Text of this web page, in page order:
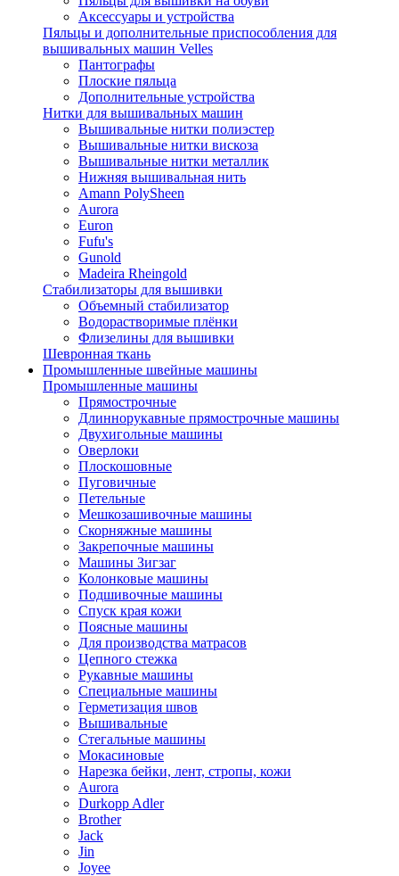
Аксессуары и устройства
Пяльцы и дополнительные приспособления для
вышивальных машин Velles
Пантографы
Плоские пяльца
Дополнительные устройства
Нитки для вышивальных машин
Вышивальные нитки полиэстер
Вышивальные нитки вискоза
Вышивальные нитки металлик
Нижняя вышивальная нить
Amann PolySheen
Aurora
Euron
Fufu's
Gunold
Madeira Rheingold
Стабилизаторы для вышивки
Объемный стабилизатор
Водорастворимые плёнки
Флизелины для вышивки
Шевронная ткань
Промышленные швейные машины
Промышленные машины
Прямострочные
Длиннорукавные прямострочные машины
Двухигольные машины
Оверлоки
Плоскошовные
Пуговичные
Петельные
Мешкозашивочные машины
Скорняжные машины
Закрепочные машины
Машины Зигзаг
Колонковые машины
Подшивочные машины
Спуск края кожи
Поясные машины
Для производства матрасов
Цепного стежка
Рукавные машины
Специальные машины
Герметизация швов
Вышивальные
Стегальные машины
Мокасиновые
Нарезка бейки, лент, стропы, кожи
Aurora
Durkopp Adler
Brother
Jack
Jin
Joyee